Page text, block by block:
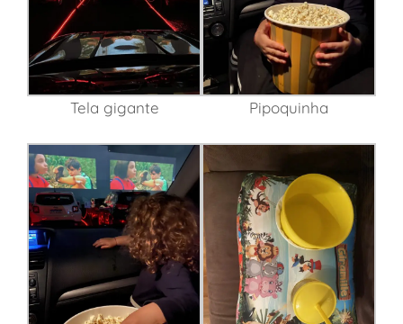
Tela gigante Pipoquinha